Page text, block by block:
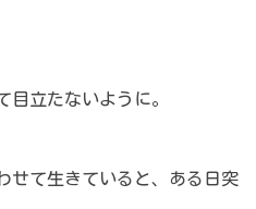
目立たないように。
せて生きていると、ある日突